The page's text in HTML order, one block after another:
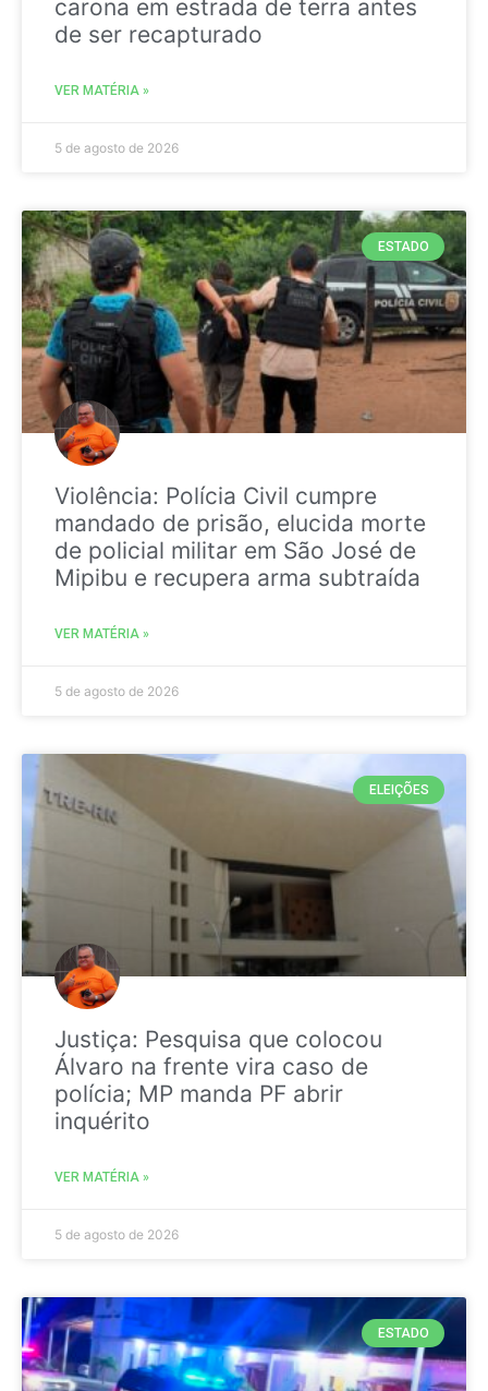
carona em estrada de terra antes
de ser recapturado
VER MATÉRIA »
5 de agosto de 2026
ESTADO
Violência: Polícia Civil cumpre
mandado de prisão, elucida morte
de policial militar em São José de
Mipibu e recupera arma subtraída
VER MATÉRIA »
5 de agosto de 2026
ELEIÇÕES
Justiça: Pesquisa que colocou
Álvaro na frente vira caso de
polícia; MP manda PF abrir
inquérito
VER MATÉRIA »
5 de agosto de 2026
ESTADO